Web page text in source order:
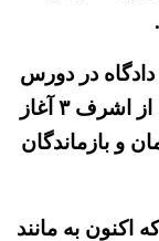
در دورس
با حضور شاکیان و شاهدان مجاهد خلق از اشرف ۳ آغاز
و بازماندگان
اکنون به مانند